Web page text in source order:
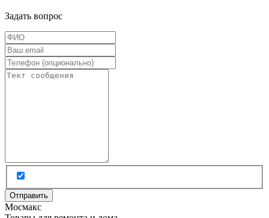
Задать вопрос
Мосмакс